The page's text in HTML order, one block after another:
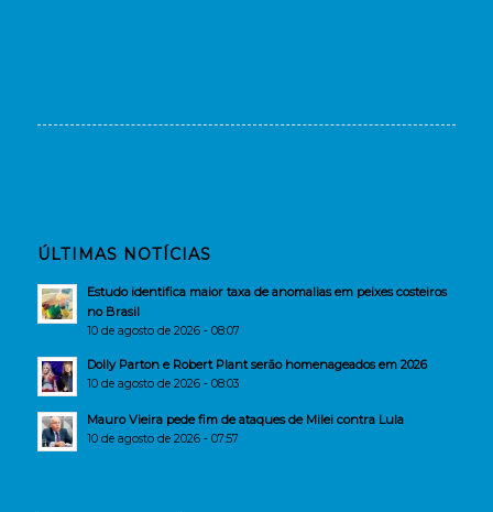
ÚLTIMAS NOTÍCIAS
Estudo identifica maior taxa de anomalias em peixes costeiros
no Brasil
10 de agosto de 2026 - 08:07
Dolly Parton e Robert Plant serão homenageados em 2026
10 de agosto de 2026 - 08:03
Mauro Vieira pede fim de ataques de Milei contra Lula
10 de agosto de 2026 - 07:57